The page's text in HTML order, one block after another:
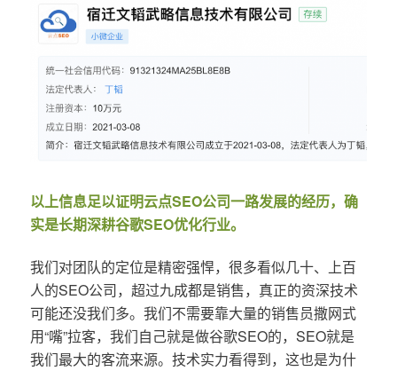
以上信息足以证明云点SEO公司一路发展的经历，确
实是长期深耕谷歌SEO优化行业。
我们对团队的定位是精密强悍，很多看似几十、上百
人的SEO公司，超过九成都是销售，真正的资深技术
可能还没我们多。我们不需要靠大量的销售员撒网式
用“嘴”拉客，我们自己就是做谷歌SEO的，SEO就是
我们最大的客流来源。技术实力看得到，这也是为什